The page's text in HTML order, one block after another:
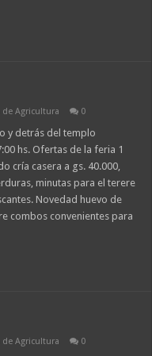
de Agricultura 0
y detrás del templo
hs. Ofertas de la feria 1
cría casera a gs. 40.000,
minutas para el terere
Novedad huevo de
combos convenientes para
de Agricultura 0